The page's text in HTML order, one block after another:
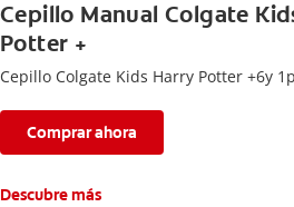
Cepillo Manual Colgate
Potter +
Cepillo Colgate Kids Harry Potter +6y
Comprar ahora
Descubre más